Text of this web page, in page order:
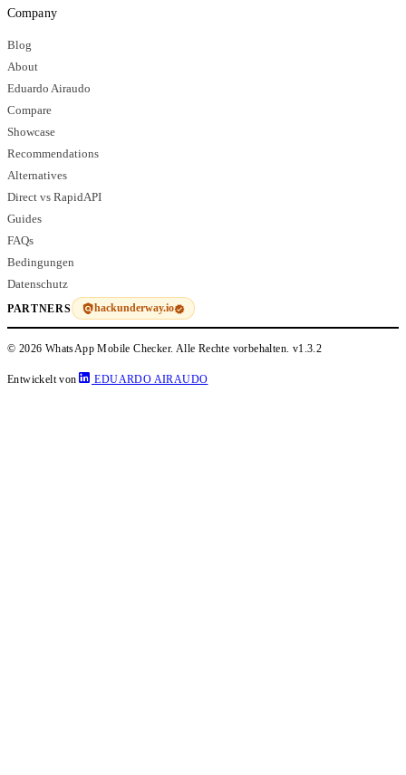
Company
Blog
About
Eduardo Airaudo
Compare
Showcase
Recommendations
Alternatives
Direct vs RapidAPI
Guides
FAQs
Bedingungen
Datenschutz
PARTNERS hackunderway.io
© 2026 WhatsApp Mobile Checker. Alle Rechte vorbehalten. v1.3.2
Entwickelt von EDUARDO AIRAUDO